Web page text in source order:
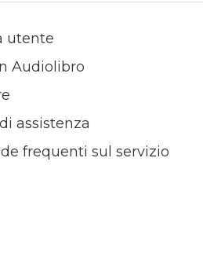
utente
Audiolibro
assistenza
frequenti sul servizio